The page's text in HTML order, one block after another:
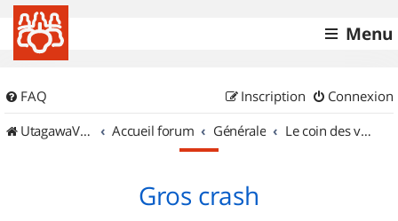
Menu
FAQ Connexion
Inscription
UtagawaVTT (Randos VTT et VTTAE avec traces GPS)
Accueil forum Générale Le coin des vidéastes
Gros crash